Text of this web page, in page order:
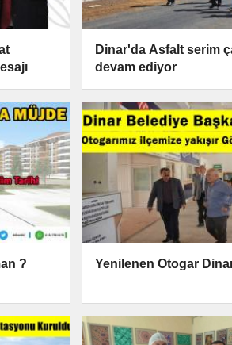
Dinar'da Asfalt serim
devam ediyor
?
Yenilenen Otogar